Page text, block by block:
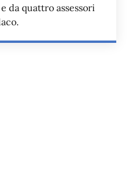
da quattro assessori